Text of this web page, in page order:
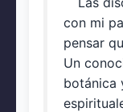
con mi
pensar
Un
botánica